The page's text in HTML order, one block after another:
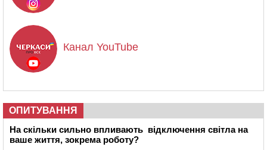
Канал YouTube
ОПИТУВАННЯ
На скільки сильно впливають відключення світла на
ваше життя, зокрема роботу?